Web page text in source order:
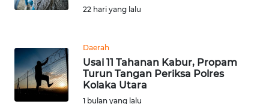
22 hari yang lalu
Daerah
Usai 11 Tahanan Kabur, Propam
Turun Tangan Periksa Polres
Kolaka Utara
1 bulan yang lalu
BERITA
KONTAK
KAMI